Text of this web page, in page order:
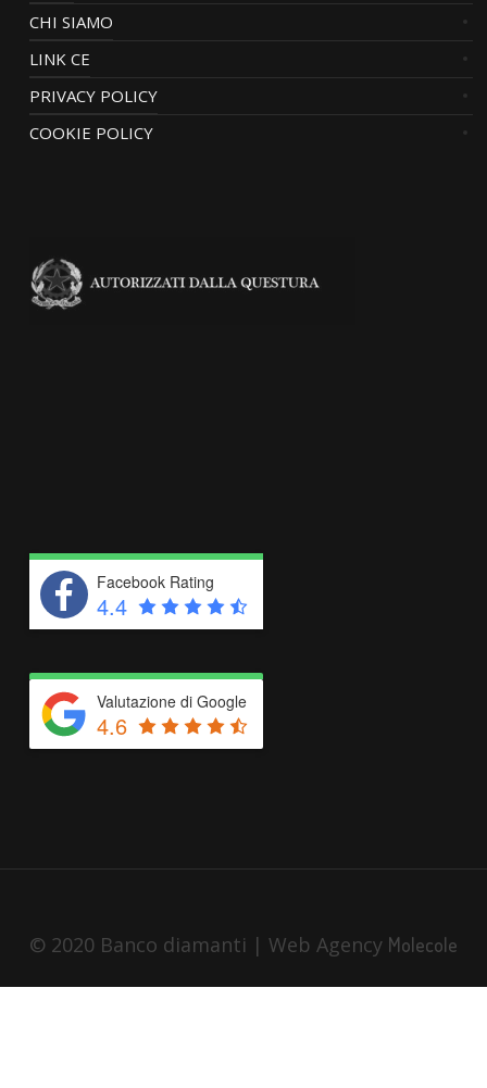
CHI SIAMO
LINK CE
PRIVACY POLICY
COOKIE POLICY
Facebook Rating
4.4
Valutazione di Google
4.6
© 2020 Banco diamanti | Web Agency Molecole